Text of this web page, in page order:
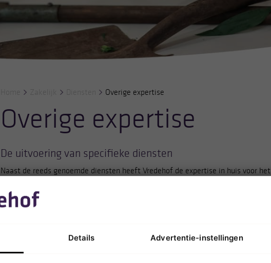
Details Advertentie-instellingen
Overige expertise
Overige expertise
De uitvoering van specifieke diensten
Naast de reeds genoemde diensten heeft Vredehof de expertise in huis voor het
stoffelijke overschotten vanaf een ongevalslocatie of een plaats delict. Hiervoor
heeft zij speciaal opgeleide en gecertificeerde medewerkers in dienst.
Zorgvuldigheid, professionaliteit, integriteit en vertrouwelijkheid zijn de
kernbegrippen die voor deze dienstverlening van toepassing en noodzakelijk zijn.